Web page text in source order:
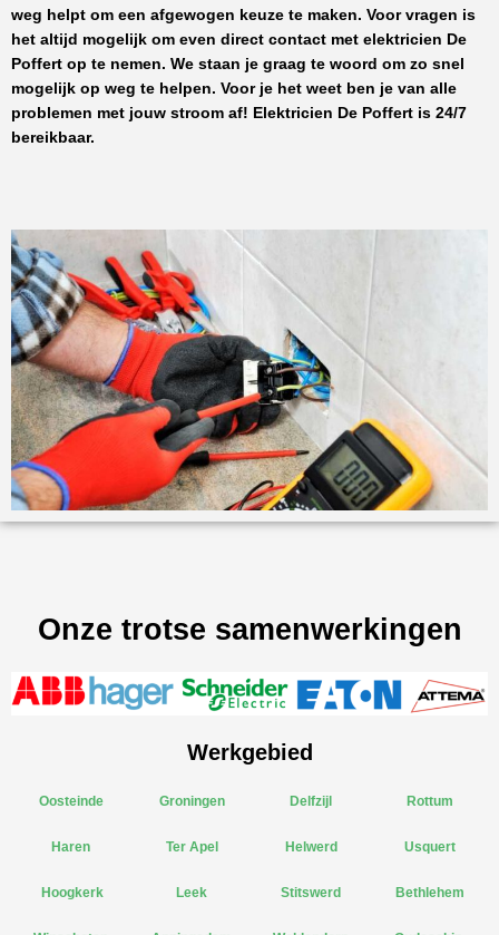
weg helpt om een afgewogen keuze te maken. Voor vragen is
het altijd mogelijk om even direct contact met elektricien De
Poffert op te nemen. We staan je graag te woord om zo snel
mogelijk op weg te helpen. Voor je het weet ben je van alle
problemen met jouw stroom af! Elektricien De Poffert is 24/7
bereikbaar.
Onze trotse samenwerkingen
Werkgebied
Oosteinde
Haren
Hoogkerk
Groningen
Ter Apel
Leek
Delfzijl
Helwerd
Stitswerd
Rottum
Usquert
Bethlehem